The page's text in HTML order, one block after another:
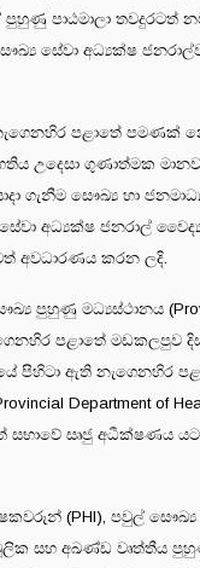
පුහුණු පාඨමාලා
සේවා අධ්‍යක්ෂ
පළාතේ පමණක්
උදෙසා ගුණාත්මක
ගැනීම සෞඛ්‍ය හා
අධ්‍යක්ෂ ජනරාල්
අවධාරණය කරන ලදි.
පුහුණු මධ්‍යස්ථානය
පළාතේ මඩකලපුව
පිහිටා ඇති නැගෙනහිර
Department of
සභාවේ සෘජු අධීක්ෂණය
(PHI), පවුල් සෞඛ්‍ය
මූලික සහ අඛණ්ඩ වෘත්තීය